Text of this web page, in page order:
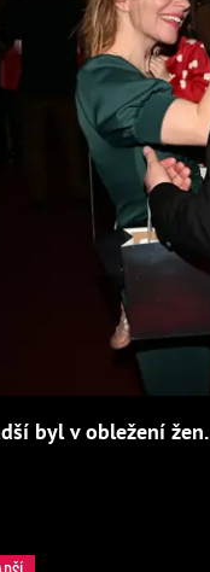
byl v obležení žen.